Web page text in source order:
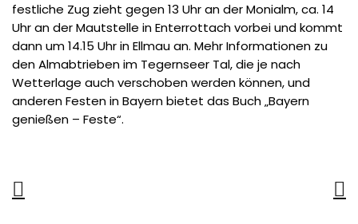
festliche Zug zieht gegen 13 Uhr an der Monialm, ca. 14
Uhr an der Mautstelle in Enterrottach vorbei und kommt
dann um 14.15 Uhr in Ellmau an. Mehr Informationen zu
den Almabtrieben im Tegernseer Tal, die je nach
Wetterlage auch verschoben werden können, und
anderen Festen in Bayern bietet das Buch „Bayern
genießen – Feste“.